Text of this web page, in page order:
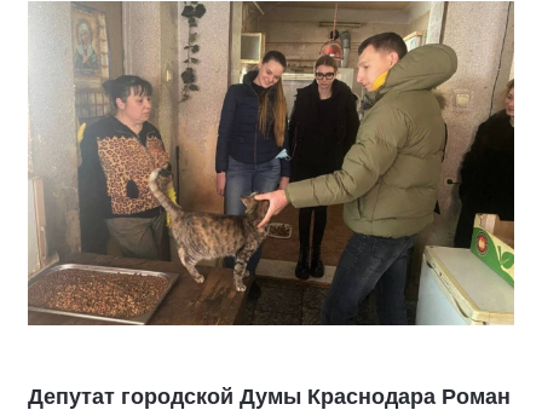
Депутат городской Думы Краснодара Роман